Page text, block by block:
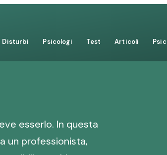
Disturbi Psicologi Test Articoli
esserlo. In questa
un professionista,